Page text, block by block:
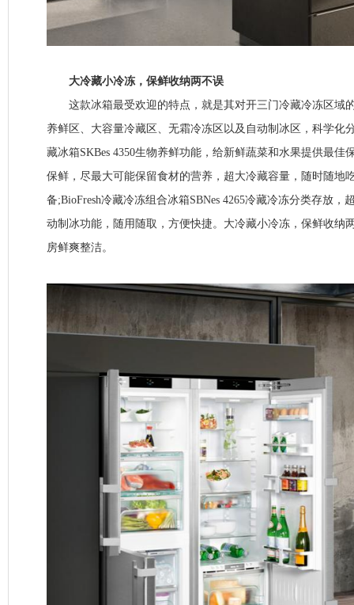
大冷藏小冷冻，保鲜收纳两不误
这款冰箱最受欢迎的特点，就是其对开三门冷藏冷冻区域的
养鲜区、大容量冷藏区、无霜冷冻区以及自动制冰区，科学化
藏冰箱SKBes 4350生物养鲜功能，给新鲜蔬菜和水果提供最佳
保鲜，尽最大可能保留食材的营养，超大冷藏容量，随时随地
备;BioFresh冷藏冷冻组合冰箱SBNes 4265冷藏冷冻分类存放，
动制冰功能，随用随取，方便快捷。大冷藏小冷冻，保鲜收纳
房鲜爽整洁。